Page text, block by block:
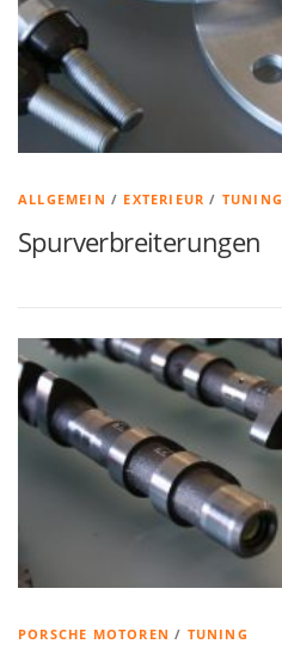
ALLGEMEIN / EXTERIEUR / TUNING
Spurverbreiterungen
PORSCHE MOTOREN / TUNING